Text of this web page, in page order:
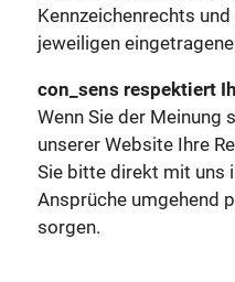
Kennzeichenrechts
jeweiligen
con_sens respektiert
Wenn Sie der Meinung
unserer Website Ihre
Sie bitte direkt mit uns
Ansprüche umgehend
sorgen.